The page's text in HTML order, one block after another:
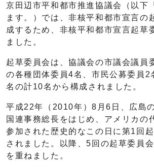
京田辺市平和都市推進協議会（以下
ます。）では、非核平和都市宣言の
成するため、非核平和都市宣言起草
ました。
起草委員会は、協議会の市議会議員
の各種団体委員4名、市民公募委員2
名の計10名から構成されました。
平成22年（2010年）8月6日、広島
国連事務総長をはじめ、アメリカの
参加された歴史的なこの日に第1回
されました。以降、5回の起草委員
を重ねました。